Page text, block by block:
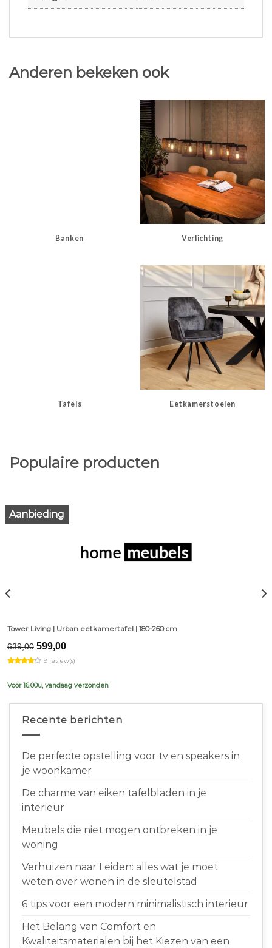
Anderen bekeken ook
Banken Verlichting
Tafels Eetkamerstoelen
Populaire producten
Aanbieding
Tower Living | Urban eetkamertafel | 180-260 cm
639,00 Original
price
was:
599,00Current
is:
9 review(s)
Voor 16.00u, vandaag verzonden
Recente berichten
De perfecte opstelling voor tv en speakers in
je woonkamer
De charme van eiken tafelbladen in je
interieur
Meubels die niet mogen ontbreken in je
woning
Verhuizen naar Leiden: alles wat je moet
weten over wonen in de sleutelstad
6 tips voor een modern minimalistisch interieur
Het Belang van Comfort en
Kwaliteitsmaterialen bij het Kiezen van een